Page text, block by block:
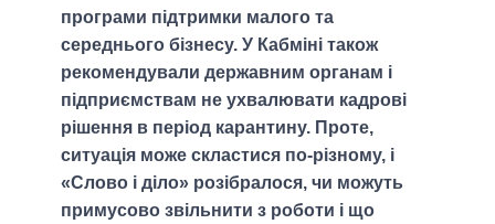
програми підтримки малого та
середнього бізнесу. У Кабміні також
рекомендували державним органам і
підприємствам не ухвалювати кадрові
рішення в період карантину. Проте,
ситуація може скластися по-різному, і
«Слово і діло» розібралося, чи можуть
примусово звільнити з роботи і що